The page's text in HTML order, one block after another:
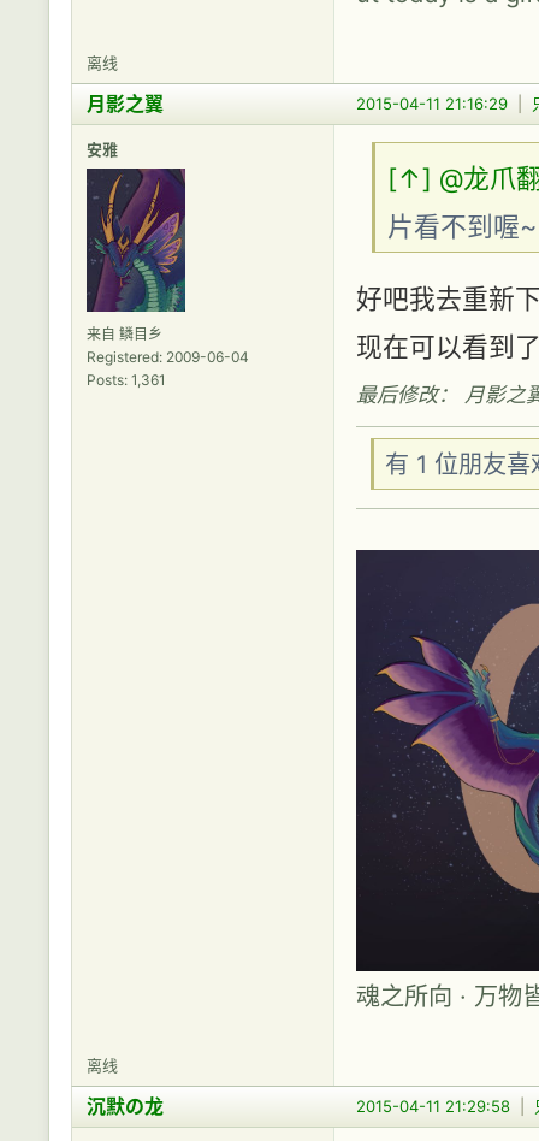
离线
2015-04-11 21:16:29
月影之翼
安雅
来自 鳞目乡
Registered: 2009-06-04
Posts: 1,361
[↑] @龙爪
片看不到喔
好吧我去重新
现在可以看到
最后修改： 月影
有 1 位朋友
魂之所向 · 万物
离线
2015-04-11 21:29:58
沉默の龙